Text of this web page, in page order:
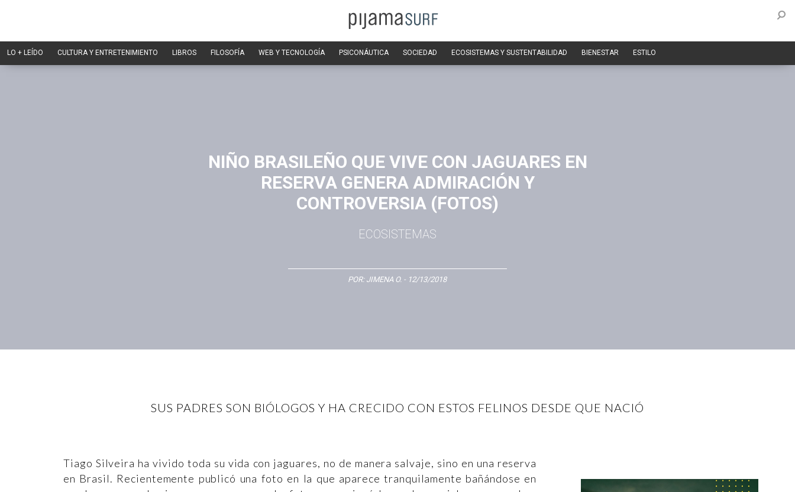
LO + LEÍDO CULTURA Y ENTRETENIMIENTO LIBROS FILOSOFÍA WEB Y TECNOLOGÍA PSICONÁUTICA SOCIEDAD ECOSISTEMAS Y SUSTENTABILIDAD BIENESTAR ESTILO
NIÑO BRASILEÑO QUE VIVE CON JAGUARES EN
RESERVA GENERA ADMIRACIÓN Y
CONTROVERSIA (FOTOS)
ECOSISTEMAS
POR: JIMENA O. - 12/13/2018
SUS PADRES SON BIÓLOGOS Y HA CRECIDO CON ESTOS FELINOS DESDE QUE NACIÓ
Tiago Silveira ha vivido toda su vida con jaguares, no de manera salvaje, sino en una reserva
en Brasil. Recientemente publicó una foto en la que aparece tranquilamente bañándose en